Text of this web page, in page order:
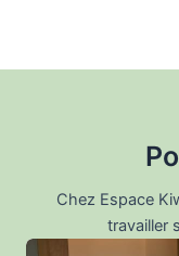
Chez Espace
travailler